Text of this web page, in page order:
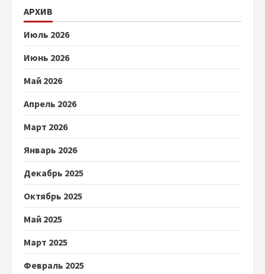
АРХИВ
Июль 2026
Июнь 2026
Май 2026
Апрель 2026
Март 2026
Январь 2026
Декабрь 2025
Октябрь 2025
Май 2025
Март 2025
Февраль 2025